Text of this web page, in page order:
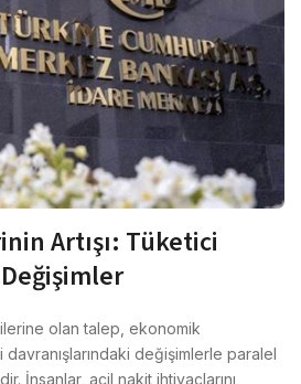
Artışı: Tüketici
olan talep, ekonomik
değişimlerle paralel
İnsanlar, acil nakit ihtiyaçlarını